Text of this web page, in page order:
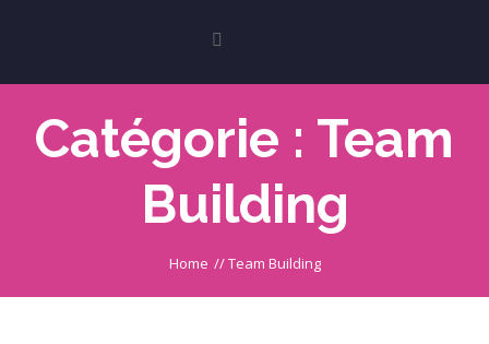
Catégorie : Team
Building
Home //Team Building